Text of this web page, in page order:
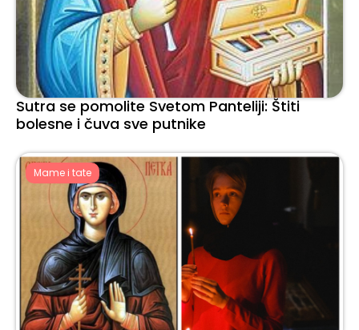
Sutra se pomolite Svetom Panteliji: Štiti
bolesne i čuva sve putnike
Mame i tate